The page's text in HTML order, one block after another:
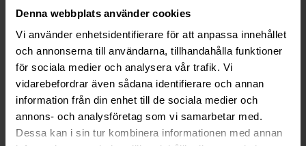
Denna webbplats använder cookies
Vi använder enhetsidentifierare för att anpassa innehållet
och annonserna till användarna, tillhandahålla funktioner
för sociala medier och analysera vår trafik. Vi
vidarebefordrar även sådana identifierare och annan
information från din enhet till de sociala medier och
annons- och analysföretag som vi samarbetar med.
Dessa kan i sin tur kombinera informationen med annan
Koka pastan enligt anvisningarna på förpackningen i
rikligt med saltat vatten. Servera pastan med
köttfärssåsen och toppa med riven parmesan och färsk
basilika.
Smaklig måltid!
Kryddorna du behöver